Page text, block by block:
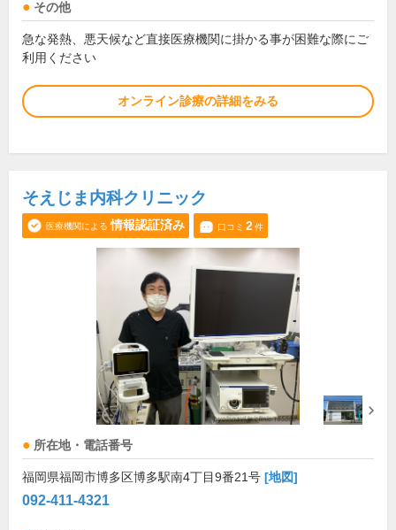
その他
急な発熱、悪天候など直接医療機関に掛かる事が困難な際にご
利用ください
オンライン診療の詳細をみる
そえじま内科クリニック
医療機関による 情報認証済み 口コミ 2件
所在地・電話番号
福岡県福岡市博多区博多駅南4丁目9番21号 [地図]
092-411-4321